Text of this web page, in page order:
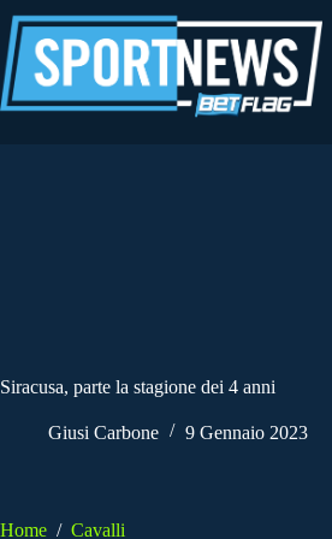
al
contenuto
Siracusa, parte la stagione dei 4 anni
Giusi Carbone 9 Gennaio 2023
Home / Cavalli